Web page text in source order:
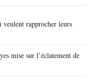
rapprocher leurs
mise sur l’éclatement de